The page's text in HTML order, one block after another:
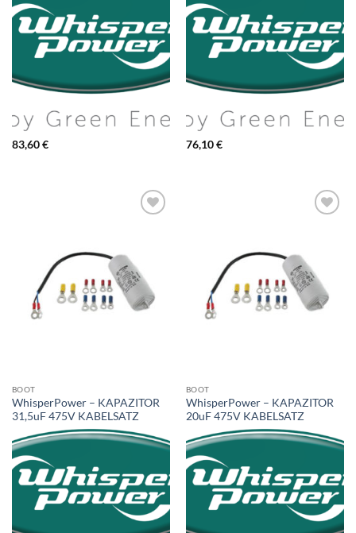
83,60€ 76,10€
BOOT
WhisperPower – KAPAZITOR
31,5uF 475V KABELSATZ
BOOT
WhisperPower – KAPAZITOR
20uF 475V KABELSATZ